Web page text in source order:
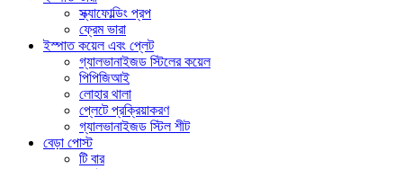
স্ক্যাফোল্ডিং প্রপ
ফ্রেম ভারা
ইস্পাত কয়েল এবং প্লেট
গ্যালভানাইজড স্টিলের কয়েল
পিপিজিআই
লোহার থালা
প্লেটে প্রক্রিয়াকরণ
গ্যালভানাইজড স্টিল শীট
বেড়া পোস্ট
টি বার